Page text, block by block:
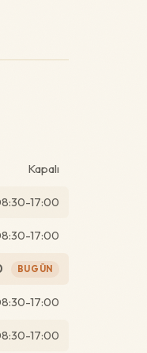
Kapalı
17:00
17:00
BUGÜN
17:00
17:00